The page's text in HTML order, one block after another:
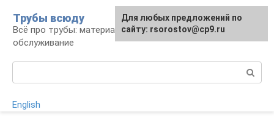
контенту
Трубы всюду
Всё про трубы: материалы, монтаж и
обслуживание
English
Для любых предложений по
сайту: rsorostov@cp9.ru